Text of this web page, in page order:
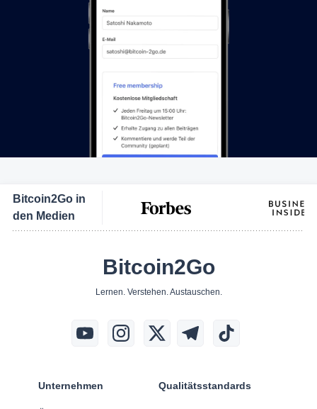
Bitcoin2Go in
den Medien
Bitcoin2Go
Lernen. Verstehen. Austauschen.
Unternehmen Qualitätsstandards